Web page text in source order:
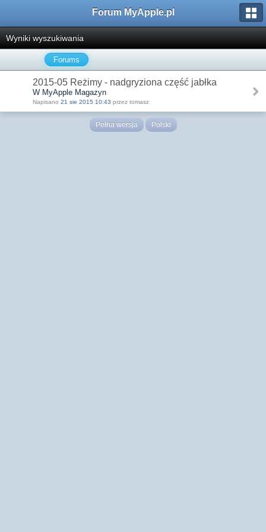
Forum MyApple.pl
Wyniki wyszukiwania
Forums
2015-05 Reżimy - nadgryziona część jabłka
W MyApple Magazyn
Napisano 21 sie 2015 10:43 przez tomasz
Pełna wersja Polski